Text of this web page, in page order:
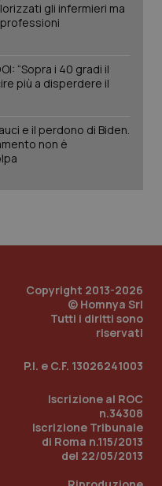
gli infermieri ma
“Sopra i 40 gradi il
più a disperdere il
e il perdono di Biden.
non è
Copyright 2013-2026
© Homnya Srl
Tutti i diritti sono
riservati
P.I. e C.F. 13026241003
Iscrizione al ROC
n.34308
Iscrizione Tribunale
di Roma n.115/2013
del 22/05/2013
www.quotidianosanita.it